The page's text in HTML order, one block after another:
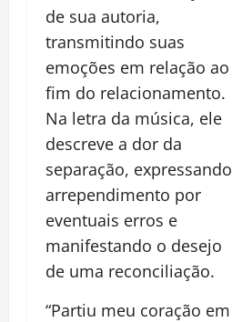
de sua autoria,
transmitindo suas
emoções em relação ao
fim do relacionamento.
Na letra da música, ele
descreve a dor da
separação, expressando
arrependimento por
eventuais erros e
manifestando o desejo
de uma reconciliação.
“Partiu meu coração em